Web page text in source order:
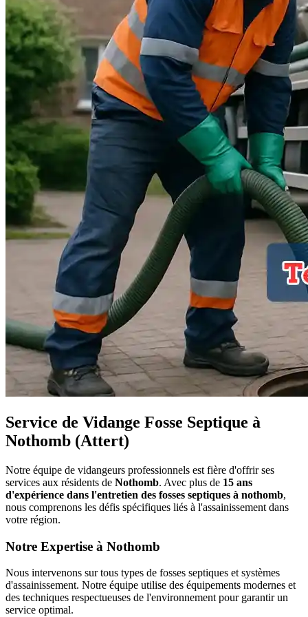
Service de Vidange Fosse Septique à
Nothomb (Attert)
Notre équipe de vidangeurs professionnels est fière d'offrir ses
services aux résidents de Nothomb. Avec plus de 15 ans
d'expérience dans l'entretien des fosses septiques à nothomb,
nous comprenons les défis spécifiques liés à l'assainissement dans
votre région.
Notre Expertise à Nothomb
Nous intervenons sur tous types de fosses septiques et systèmes
d'assainissement. Notre équipe utilise des équipements modernes et
des techniques respectueuses de l'environnement pour garantir un
service optimal.